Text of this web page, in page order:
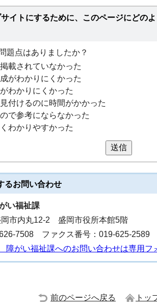
イトにするために、このページにどの
題点はありましたか？
載されていなかった
がわかりにくかった
わかりにくかった
付けるのに時間がかかった
で参考にならなかった
わかりやすかった
送信
るお問い合わせ
い福祉課
市内丸12-2 盛岡市役所本館5階
7508 ファクス番号：019-625-2589
がい福祉課へのお問い合わせは専用フ
前のページへ戻る トッ